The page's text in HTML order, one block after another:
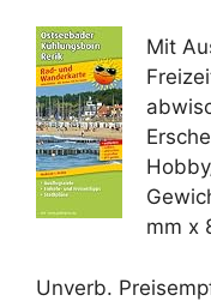
Mit
mm x
Unverb.